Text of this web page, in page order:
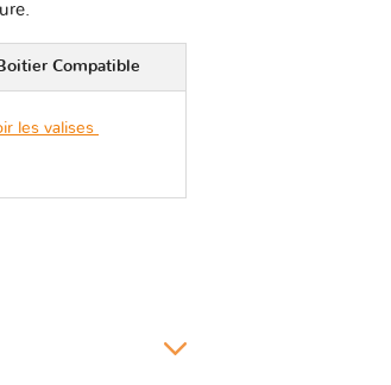
Compatible
les valises